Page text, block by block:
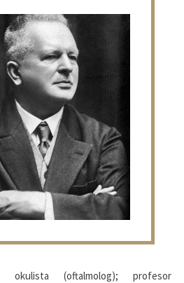
okulista (oftalmolog); profesor